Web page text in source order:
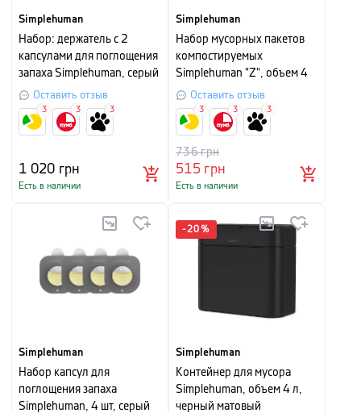
Бренд осознает: все, что он производит, влияет на
окружающую среду, поэтому производит только те продукты,
которые действительно нужны людям и ценятся ежедневно
в течение многих лет. Их цель ─ улучшать жизнь, а не
кормить свалки. Simplehuman постоянно ищет способы
использования меньше ресурсов без ущерба для качества
продукции, создавая товары для переработки,
компостирования и повторного использования.
Simplehuman
Набор: держатель с 2
капсулами для поглощения
запаха Simplehuman, серый
Оставить отзыв
1 020 грн
Есть в наличии
3 3 3
Simplehuman
Набор мусорных пакетов
компостируемых
Simplehuman "Z", объем 4
л, 30 шт, белый
Оставить отзыв
515грн
736грн
Есть в наличии
3 3 3
Simplehuman
Набор капсул для
поглощения запаха
Simplehuman, 4 шт, серый
-20 %
Simplehuman
Контейнер для мусора
Simplehuman, объем 4 л,
черный матовый